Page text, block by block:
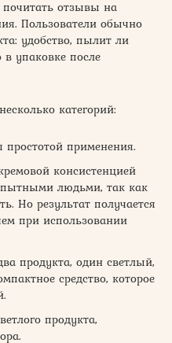
почитать отзывы на
Пользователи обычно
удобство, пылит ли
упаковке после
категорий:
применения.
консистенцией
людьми, так как
Но результат получается
при использовании
продукта, один светлый,
средство, которое
продукта,